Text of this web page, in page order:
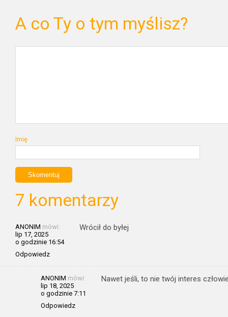
A co Ty o tym myślisz?
Imię
7 komentarzy
ANONIM mówi:
lip 17, 2025
o godzinie 16:54
Odpowiedz
Wrócił do byłej
ANONIM mówi:
lip 18, 2025
o godzinie 7:11
Odpowiedz
Nawet jeśli, to nie twój interes